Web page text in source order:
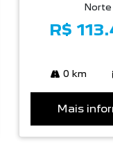
Norte
R$
0 km
Mais